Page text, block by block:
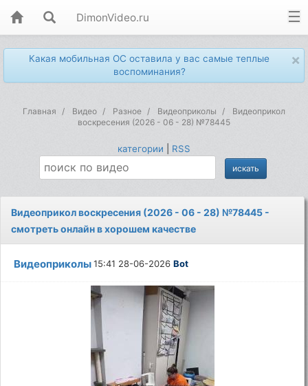
DimonVideo.ru
×
Какая мобильная ОС оставила у вас самые теплые
воспоминания?
Главная Видео Разное Видеоприколы
Видеоприкол
воскресения (2026 - 06 - 28) №78445
категории RSS
Видеоприкол воскресения (2026 - 06 - 28) №78445 -
смотреть онлайн в хорошем качестве
Видеоприколы15:41 28-06-2026Bot